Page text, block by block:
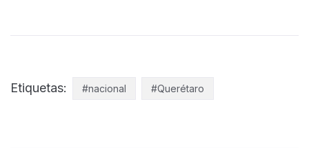
Etiquetas: #nacional #Querétaro